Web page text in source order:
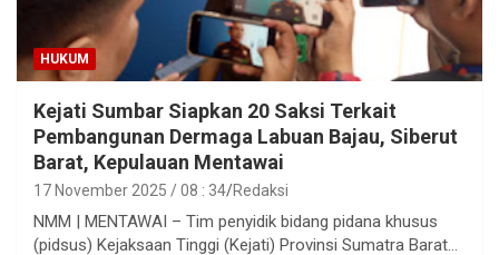
HUKUM
Kejati Sumbar Siapkan 20 Saksi Terkait
Pembangunan Dermaga Labuan Bajau, Siberut
Barat, Kepulauan Mentawai
17 November 2025 / 08 : 34 Redaksi
NMM | MENTAWAI – Tim penyidik bidang pidana khusus
(pidsus) Kejaksaan Tinggi (Kejati) Provinsi Sumatra Barat…